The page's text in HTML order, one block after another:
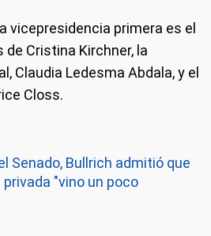
vicepresidencia primera es el
Cristina Kirchner, la
Claudia Ledesma Abdala, y el
Closs.
Senado, Bullrich admitió que
privada "vino un poco